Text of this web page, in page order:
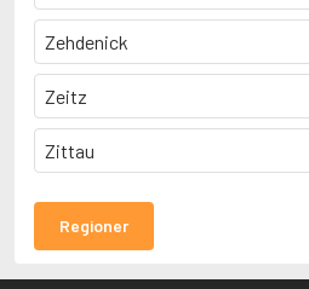
Zehdenick
Zeitz
Zittau
Regioner